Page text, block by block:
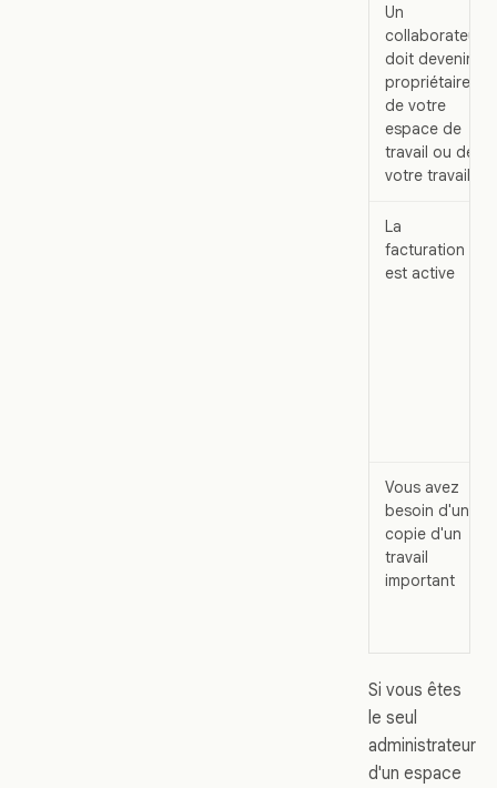
Un
collaborateur
doit devenir
propriétaire
de votre
espace de
travail ou de
votre travail
La
facturation
est active
Vous avez
besoin d'une
copie d'un
travail
important
Si vous êtes
le seul
administrateur
d'un espace